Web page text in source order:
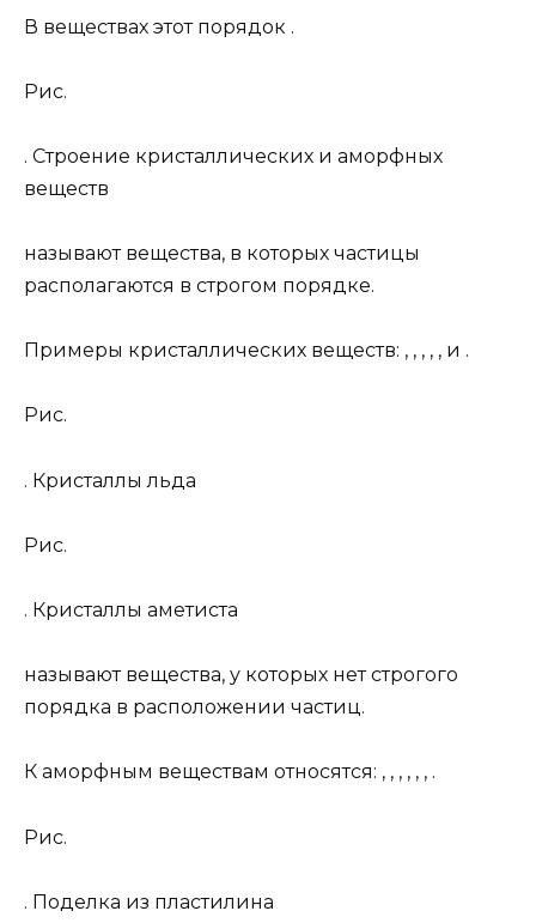
В веществах этот порядок .
Рис.
. Строение кристаллических и аморфных
веществ
называют вещества, в которых частицы
располагаются в строгом порядке.
Примеры кристаллических веществ: , , , , , и .
Рис.
. Кристаллы льда
Рис.
. Кристаллы аметиста
называют вещества, у которых нет строгого
порядка в расположении частиц.
К аморфным веществам относятся: , , , , , , .
Рис.
. Поделка из пластилина